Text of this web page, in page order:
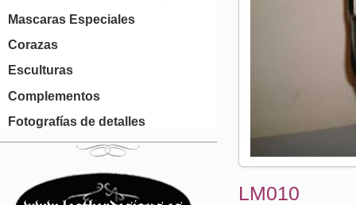
Mascaras Especiales
Corazas
Esculturas
Complementos
Fotografías de detalles
LM010